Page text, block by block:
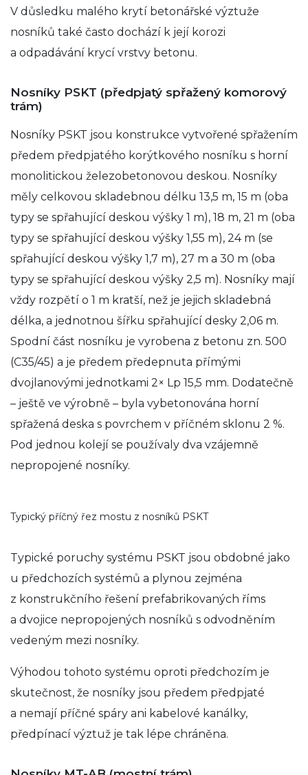
V důsledku malého krytí betonářské výztuže
nosníků také často dochází k její korozi
a odpadávání krycí vrstvy betonu.
Nosníky PSKT (předpjatý spřažený komorový
trám)
Nosníky PSKT jsou konstrukce vytvořené spřažením
předem předpjatého korýtkového nosníku s horní
monolitickou železobetonovou deskou. Nosníky
měly celkovou skladebnou délku 13,5 m, 15 m (oba
typy se spřahující deskou výšky 1 m), 18 m, 21 m (oba
typy se spřahující deskou výšky 1,55 m), 24 m (se
spřahující deskou výšky 1,7 m), 27 m a 30 m (oba
typy se spřahující deskou výšky 2,5 m). Nosníky mají
vždy rozpětí o 1 m kratší, než je jejich skladebná
délka, a jednotnou šířku spřahující desky 2,06 m.
Spodní část nosníku je vyrobena z betonu zn. 500
(C35/45) a je předem předepnuta přímými
dvojlanovými jednotkami 2× Lp 15,5 mm. Dodatečně
– ještě ve výrobně – byla vybetonována horní
spřažená deska s povrchem v příčném sklonu 2 %.
Pod jednou kolejí se používaly dva vzájemně
nepropojené nosníky.
Typický příčný řez mostu z nosníků PSKT
Typické poruchy systému PSKT jsou obdobné jako
u předchozích systémů a plynou zejména
z konstrukčního řešení prefabrikovaných říms
a dvojice nepropojených nosníků s odvodněním
vedeným mezi nosníky.
Výhodou tohoto systému oproti předchozím je
skutečnost, že nosníky jsou předem předpjaté
a nemají příčné spáry ani kabelové kanálky,
předpínací výztuž je tak lépe chráněna.